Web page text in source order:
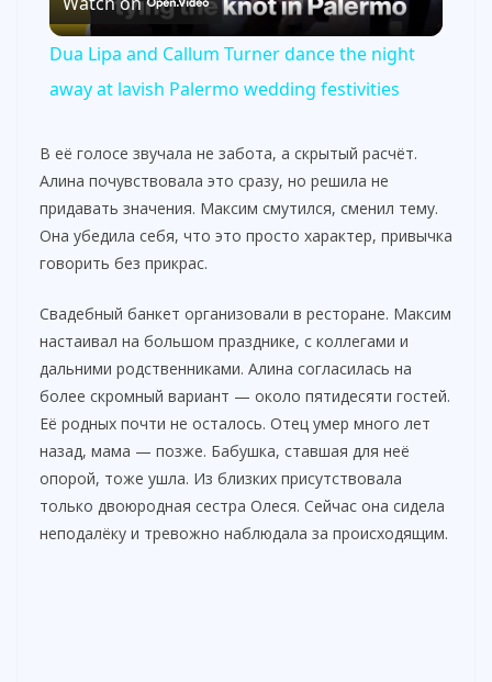
l
a
y
V
d
e
o
Dua Lipa and Callum Turner dance the night
away at lavish Palermo wedding festivities
В её голосе звучала не забота, а скрытый расчёт.
Алина почувствовала это сразу, но решила не
придавать значения. Максим смутился, сменил тему.
Она убедила себя, что это просто характер, привычка
говорить без прикрас.
Свадебный банкет организовали в ресторане. Максим
настаивал на большом празднике, с коллегами и
дальними родственниками. Алина согласилась на
более скромный вариант — около пятидесяти гостей.
Её родных почти не осталось. Отец умер много лет
назад, мама — позже. Бабушка, ставшая для неё
опорой, тоже ушла. Из близких присутствовала
только двоюродная сестра Олеся. Сейчас она сидела
неподалёку и тревожно наблюдала за происходящим.